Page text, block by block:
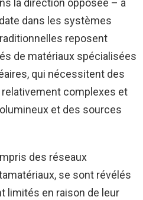
dans les systèmes
reposent
de matériaux spécialisées
qui nécessitent des
complexes et
et des sources
des réseaux
se sont révélés
limités en raison de leur